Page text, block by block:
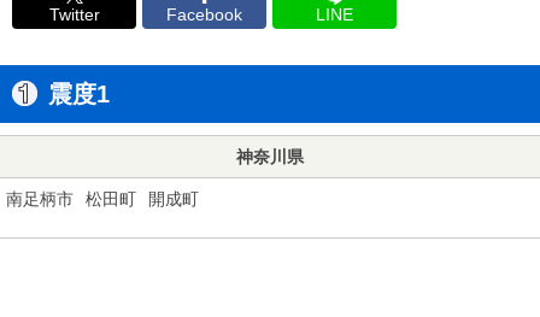
Twitter Facebook LINE
震度1
神奈川県
南足柄市 松田町 開成町